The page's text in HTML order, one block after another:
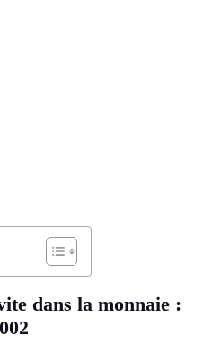
dans la monnaie :